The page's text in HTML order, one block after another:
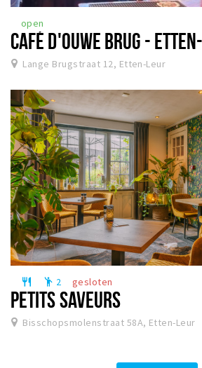
open
CAFÉ D'OUWE BRUG -
Lange Brugstraat 12, Etten-Leur
restaurant emoji_people 2 gesloten
PETITS SAVEURS
Bisschopsmolenstraat 58A, Etten-Leur